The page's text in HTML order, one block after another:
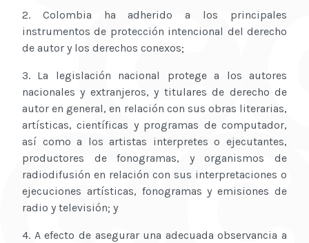
2. Colombia ha adherido a los principales
instrumentos de protección intencional del derecho
de autor y los derechos conexos;
3. La legislación nacional protege a los autores
nacionales y extranjeros, y titulares de derecho de
autor en general, en relación con sus obras literarias,
artísticas, científicas y programas de computador,
así como a los artistas interpretes o ejecutantes,
productores de fonogramas, y organismos de
radiodifusión en relación con sus interpretaciones o
ejecuciones artísticas, fonogramas y emisiones de
radio y televisión; y
4. A efecto de asegurar una adecuada observancia a